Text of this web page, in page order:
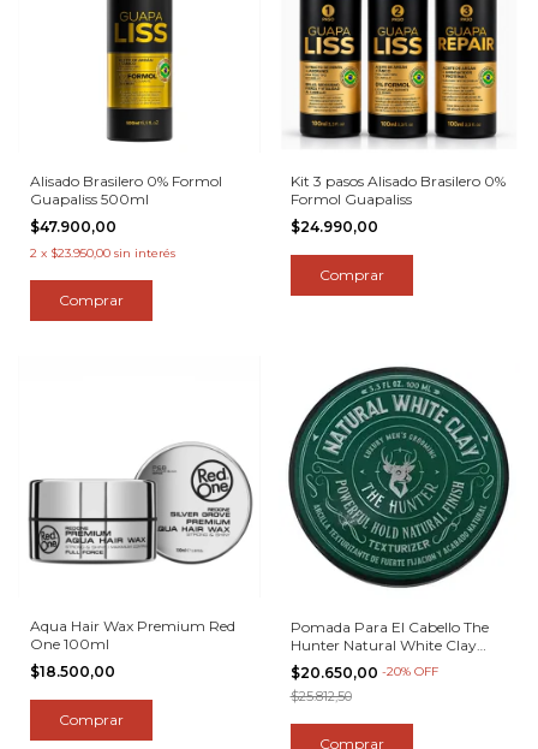
Alisado Brasilero 0% Formol
Guapaliss 500ml
$47.900,00
2 x $23.950,00 sin interés
Kit 3 pasos Alisado Brasilero 0%
Formol Guapaliss
$24.990,00
Aqua Hair Wax Premium Red
One 100ml
$18.500,00
Comprar
Pomada Para El Cabello The
Hunter Natural White Clay
100ml
$20.650,00 -20% OFF
$25.812,50